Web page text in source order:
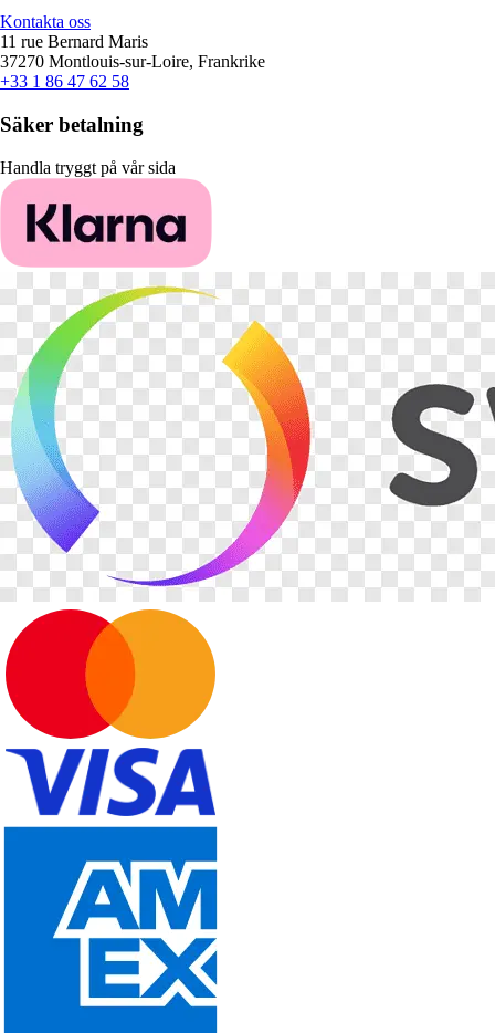
Kontakta oss
11 rue Bernard Maris
37270 Montlouis-sur-Loire, Frankrike
+33 1 86 47 62 58
Säker betalning
Handla tryggt på vår sida